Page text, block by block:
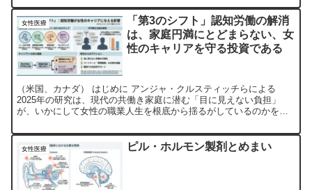
女性医療
「第3のシフト」認知労働の解消
は、家庭円満にとどまらない、女
性のキャリアを守る投資である
（米国、カナダ） はじめに アンジャ・クルスティッチらによる
2025年の研究は、現代の共働き家庭に潜む「目に見えない負担」
が、いかにして女性の職業人生を根底から揺るがしているのかを、
女性医療 ピル・ホルモン製剤とめまい